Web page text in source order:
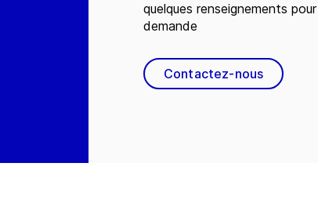
quelques renseignements
demande
Contactez-nous